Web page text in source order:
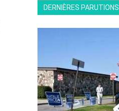
DERNIÈRES PARUTIONS